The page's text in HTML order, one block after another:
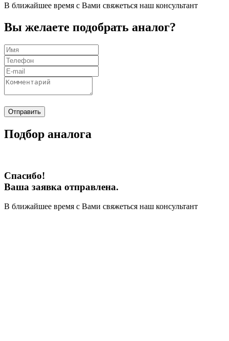
В ближайшее время с Вами свяжеться наш консультант
Вы желаете подобрать аналог?
Отправить
Подбор аналога
Спасибо!
Ваша заявка отправлена.
В ближайшее время с Вами свяжеться наш консультант